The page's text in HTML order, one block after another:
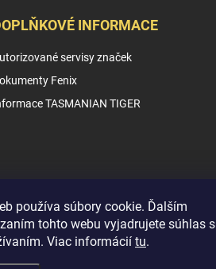
používa súbory cookie. Ďalším
tohto webu vyjadrujete súhlas s
Viac informácií tu.
INFORMACE
servisy značek
Fenix
TASMANIAN TIGER